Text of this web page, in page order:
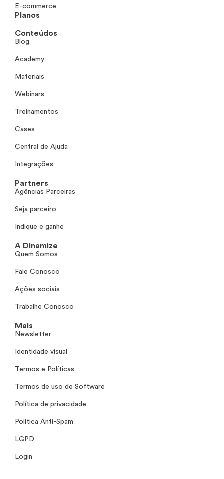
E-commerce
Planos
Conteúdos
Blog
Academy
Materiais
Webinars
Treinamentos
Cases
Central de Ajuda
Integrações
Partners
Agências Parceiras
Seja parceiro
Indique e ganhe
A Dinamize
Quem Somos
Fale Conosco
Ações sociais
Trabalhe Conosco
Mais
Newsletter
Identidade visual
Termos e Políticas
Termos de uso de Software
Política de privacidade
Política Anti-Spam
LGPD
Login